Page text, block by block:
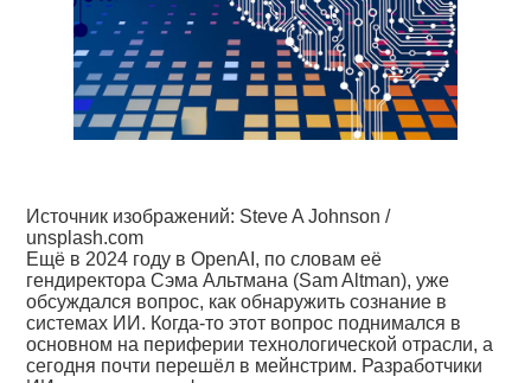
Источник изображений: Steve A Johnson /
unsplash.com
Ещё в 2024 году в OpenAI, по словам её
гендиректора Сэма Альтмана (Sam Altman), уже
обсуждался вопрос, как обнаружить сознание в
системах ИИ. Когда-то этот вопрос поднимался в
основном на периферии технологической отрасли, а
сегодня почти перешёл в мейнстрим. Разработчики